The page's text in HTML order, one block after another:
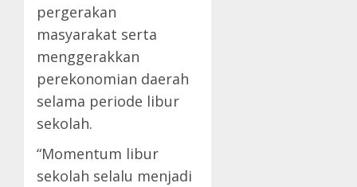
pergerakan
masyarakat serta
menggerakkan
perekonomian daerah
selama periode libur
sekolah.
“Momentum libur
sekolah selalu menjadi